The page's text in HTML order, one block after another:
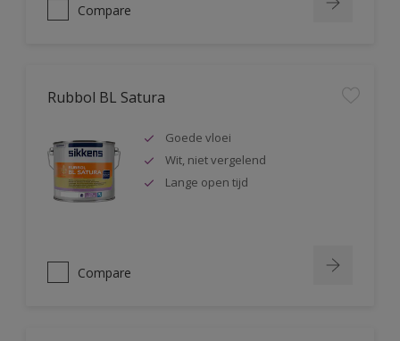
Compare
Rubbol BL Satura
Goede vloei
Wit, niet vergelend
Lange open tijd
Compare